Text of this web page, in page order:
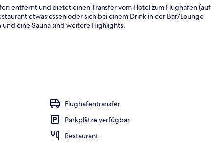
entfernt und bietet einen Transfer vom Hotel zum Flughafen (auf
etwas essen oder sich bei einem Drink in der Bar/Lounge
eine Sauna sind weitere Highlights.
Flughafentransfer
Parkplätze verfügbar
Restaurant